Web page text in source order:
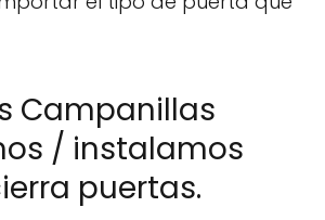
Campanillas
/ instalamos
puertas.